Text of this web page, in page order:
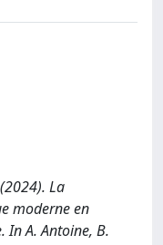
La
moderne en
In A. Antoine, B.